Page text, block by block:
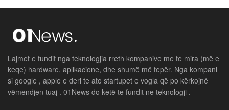
Lajmet e fundit nga teknologjia rreth kompanive me te mira (më e
keqe) hardware, aplikacione, dhe shumë më tepër. Nga kompani
si google , apple e deri te ato startupet e vogla që po kërkojnë
vëmendjen tuaj . 01News do ketë te fundit ne teknologji .